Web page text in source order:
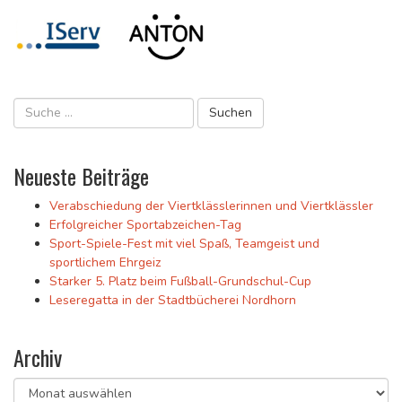
Neueste Beiträge
Verabschiedung der Viertklässlerinnen und Viertklässler
Erfolgreicher Sportabzeichen-Tag
Sport-Spiele-Fest mit viel Spaß, Teamgeist und
sportlichem Ehrgeiz
Starker 5. Platz beim Fußball-Grundschul-Cup
Leseregatta in der Stadtbücherei Nordhorn
Archiv
Archiv